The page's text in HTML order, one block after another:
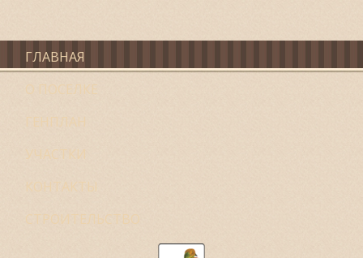
ГЛАВНАЯ
О ПОСЕЛКЕ
ГЕНПЛАН
УЧАСТКИ
КОНТАКТЫ
СТРОИТЕЛЬСТВО